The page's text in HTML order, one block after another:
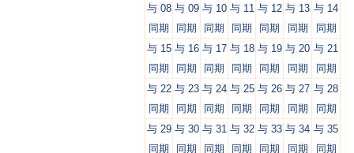
与 08
同期
与 09
同期
与 10
同期
与 11
同期
与 12
同期
与 13
同期
与 14
同期
与 15
同期
与 16
同期
与 17
同期
与 18
同期
与 19
同期
与 20
同期
与 21
同期
与 22
同期
与 23
同期
与 24
同期
与 25
同期
与 26
同期
与 27
同期
与 28
同期
与 29
同期
与 30
同期
与 31
同期
与 32
同期
与 33
同期
与 34
同期
与 35
同期